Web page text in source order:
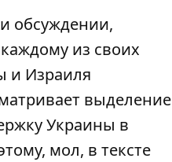
обсуждении,
из своих
и Израиля
выделение
Украины в
мол, в тексте